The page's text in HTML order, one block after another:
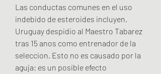
Las conductas comunes en el uso
indebido de esteroides incluyen.
Uruguay despidio al Maestro Tabarez
tras 15 anos como entrenador de la
seleccion. Esto no es causado por la
aguja: es un posible efecto